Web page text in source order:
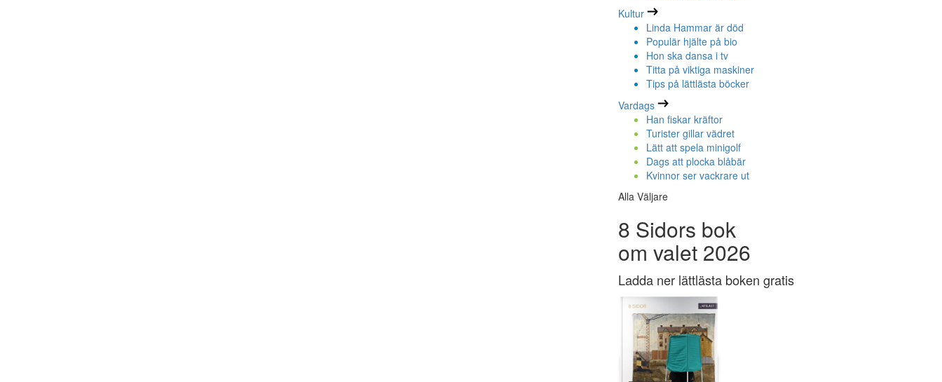
Kultur
Linda Hammar är död
Populär hjälte på bio
Hon ska dansa i tv
Titta på viktiga maskiner
Tips på lättlästa böcker
Vardags
Han fiskar kräftor
Turister gillar vädret
Lätt att spela minigolf
Dags att plocka blåbär
Kvinnor ser vackrare ut
Alla Väljare
8 Sidors bok
om valet 2026
Ladda ner lättlästa boken gratis